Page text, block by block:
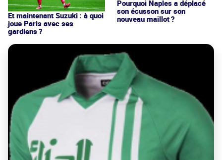
Et maintenant Suzuki : à quoi
joue Paris avec ses
gardiens ?
Pourquoi Naples a déplacé
son écusson sur son
nouveau maillot ?